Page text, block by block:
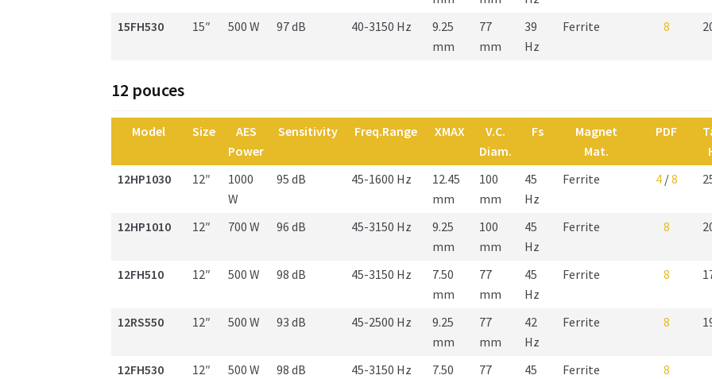
15FH530 15″ 500 W 97 dB 40-3150 Hz
9.25
mm
77
mm
39
Hz
Ferrite 8
12 pouces
Model Size
AES
Power
Sensitivity Freq.Range XMAX
V.C.
Diam.
Fs
Magnet
Mat.
PDF
12HP1030
12″
1000
W
95 dB 45-1600 Hz
12.45
mm
100
mm
45
Hz
Ferrite 4 /8
12HP1010 12″ 700 W 96 dB 45-3150 Hz
9.25
mm
100
mm
45
Hz
Ferrite 8
12FH510 12″ 500 W 98 dB 45-3150 Hz
7.50
mm
77
mm
45
Hz
Ferrite 8
12RS550 12″ 500 W 93 dB 45-2500 Hz
9.25
mm
77
mm
42
Hz
Ferrite 8
12FH530 12″ 500 W 98 dB 45-3150 Hz
7.50
77
45
Ferrite 8